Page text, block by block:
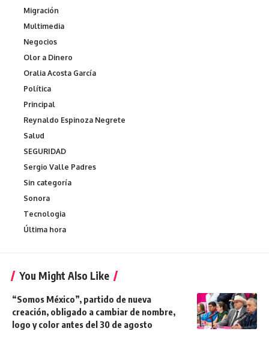
Migración
Multimedia
Negocios
Olor a Dinero
Oralia Acosta García
Política
Principal
Reynaldo Espinoza Negrete
Salud
SEGURIDAD
Sergio Valle Padres
Sin categoría
Sonora
Tecnologia
Última hora
You Might Also Like
“Somos México”, partido de nueva
creación, obligado a cambiar de nombre,
logo y color antes del 30 de agosto